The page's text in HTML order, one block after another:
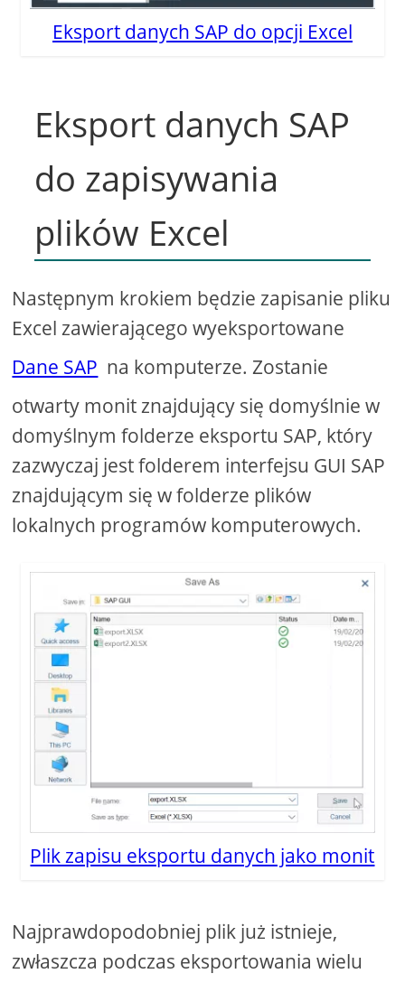
Eksport danych SAP do opcji Excel
Eksport danych SAP
do zapisywania
plików Excel
Następnym krokiem będzie zapisanie pliku
Excel zawierającego wyeksportowane
Dane SAP na komputerze. Zostanie
otwarty monit znajdujący się domyślnie w
domyślnym folderze eksportu SAP, który
zazwyczaj jest folderem interfejsu GUI SAP
znajdującym się w folderze plików
lokalnych programów komputerowych.
Plik zapisu eksportu danych jako monit
Najprawdopodobniej plik już istnieje,
zwłaszcza podczas eksportowania wielu